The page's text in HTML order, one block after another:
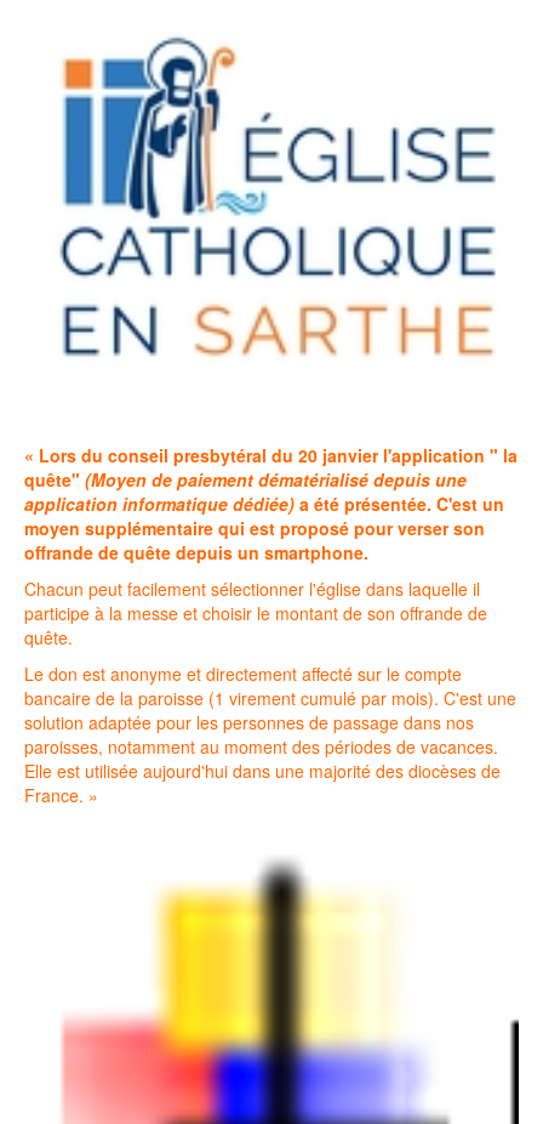
« Lors du conseil presbytéral du 20 janvier l'application " la
quête" (Moyen de paiement dématérialisé depuis une
application informatique dédiée) a été présentée. C'est un
moyen supplémentaire qui est proposé pour verser son
offrande de quête depuis un smartphone.
Chacun peut facilement sélectionner l'église dans laquelle il
participe à la messe et choisir le montant de son offrande de
quête.
Le don est anonyme et directement affecté sur le compte
bancaire de la paroisse (1 virement cumulé par mois). C'est une
solution adaptée pour les personnes de passage dans nos
paroisses, notamment au moment des périodes de vacances.
Elle est utilisée aujourd'hui dans une majorité des diocèses de
France. »